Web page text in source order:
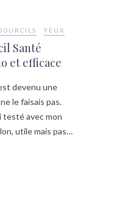
YEUX
Santé
et efficace
devenu une
le faisais pas.
testé avec mon
utile mais pas…